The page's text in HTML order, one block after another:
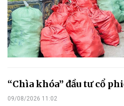
“Chìa khóa” đầu tư cổ
09/08/2026 11:02